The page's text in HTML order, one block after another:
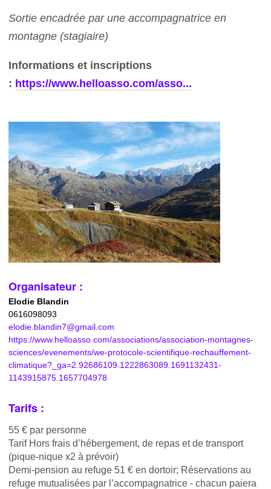
Sortie encadrée par une accompagnatrice en
montagne (stagiaire)
Informations et inscriptions
: https://www.helloasso.com/asso...
Organisateur :
Elodie Blandin
0616098093
elodie.blandin7@gmail.com
https://www.helloasso.com/associations/association-montagnes-
sciences/evenements/we-protocole-scientifique-rechauffement-
climatique?_ga=2.92686109.1222863089.1691132431-
1143915875.1657704978
Tarifs :
55 € par personne
Tarif Hors frais d’hébergement, de repas et de transport
(pique-nique x2 à prévoir)
Demi-pension au refuge 51 € en dortoir; Réservations au
refuge mutualisées par l’accompagnatrice - chacun paiera